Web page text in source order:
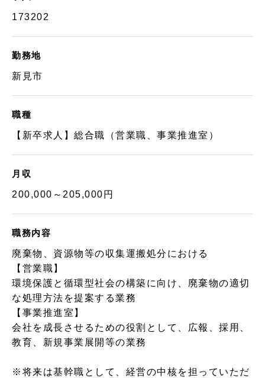
173202
勤務地
新見市
職種
【新卒求人】総合職（営業職、事業推進室）
月収
200,000～205,000円
職務内容
廃棄物、資源物等の収集運搬処分における
【営業職】
環境保護と循環型社会の構築に向け、廃棄物の適切
な処理方法を提案する業務
【事業推進室】
会社を成長させるための役割として、広報、採用、
教育、新規事業展開等の業務
※将来は基幹職として、経営の中核を担っていただ